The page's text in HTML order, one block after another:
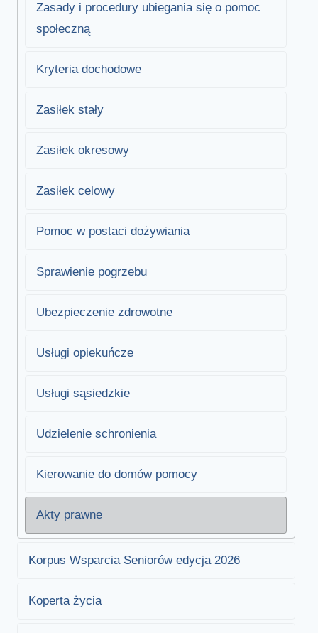
Zasady i procedury ubiegania się o pomoc
społeczną
Kryteria dochodowe
Zasiłek stały
Zasiłek okresowy
Zasiłek celowy
Pomoc w postaci dożywiania
Sprawienie pogrzebu
Ubezpieczenie zdrowotne
Usługi opiekuńcze
Usługi sąsiedzkie
Udzielenie schronienia
Kierowanie do domów pomocy
Akty prawne
Korpus Wsparcia Seniorów edycja 2026
Koperta życia